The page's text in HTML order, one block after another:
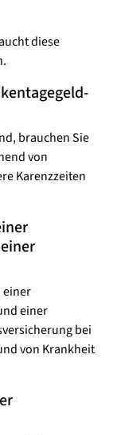
diese
brauchen Sie
von
Karenzzeiten
einer
einer
bei
von Krankheit